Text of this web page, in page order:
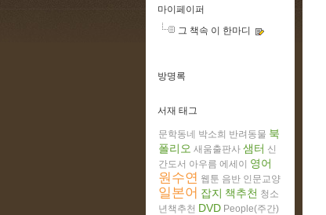
마이페이퍼
그 책속 이 한마디
방명록
서재 태그
문학동네 박소희 반려동물 북
폴리오 새움출판사 샘터 신
간도서 아우름 에세이 영어
원수연 웹툰 음반 인문교양
일본어 잡지 책추천 청소
년책추천 DVD People(주간)